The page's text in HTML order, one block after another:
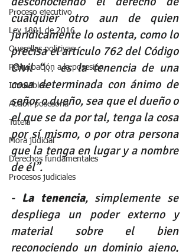
Proceso ejecutivo
Ley 1801 de 2016
Querellas policivas
Perturbación a la posesión
Inmuebles
Acción posesoria
Tutela
Mora judicial
Derechos fundamentales
Procesos judiciales
cualquier otro aun de quien
jurídicamente lo ostenta, como lo
precisa el artículo 762 del Código
Civil “… es la tenencia de una
cosa determinada con ánimo de
señor o dueño, sea que el dueño o
el que se da por tal, tenga la cosa
por sí mismo, o por otra persona
que la tenga en lugar y a nombre
de él”.
- La tenencia, simplemente se
despliega un poder externo y
material sobre el bien
reconociendo un dominio ajeno,